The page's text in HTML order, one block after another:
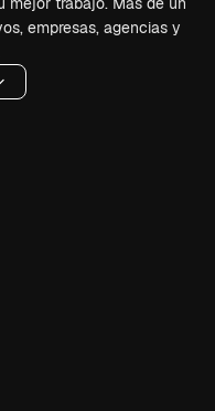
empresas, agencias y